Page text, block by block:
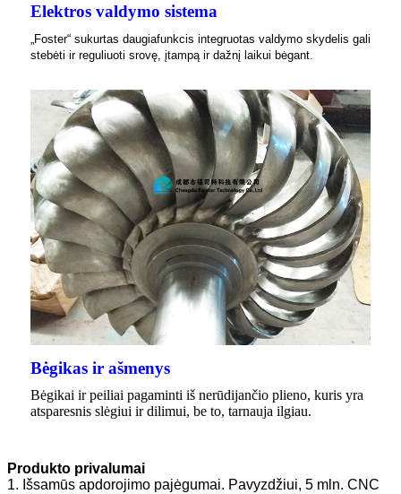
Elektros valdymo sistema
„Foster“ sukurtas daugiafunkcis integruotas valdymo skydelis gali
stebėti ir reguliuoti srovę, įtampą ir dažnį laikui bėgant.
Bėgikas ir ašmenys
Bėgikai ir peiliai pagaminti iš nerūdijančio plieno, kuris yra
atsparesnis slėgiui ir dilimui, be to, tarnauja ilgiau.
Produkto privalumai
1. Išsamūs apdorojimo pajėgumai. Pavyzdžiui, 5 mln. CNC